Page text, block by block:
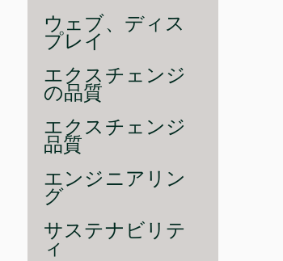
ウェブ、ディス
プレイ
エクスチェンジ
の品質
エクスチェンジ
品質
エンジニアリン
グ
サステナビリテ
ィ